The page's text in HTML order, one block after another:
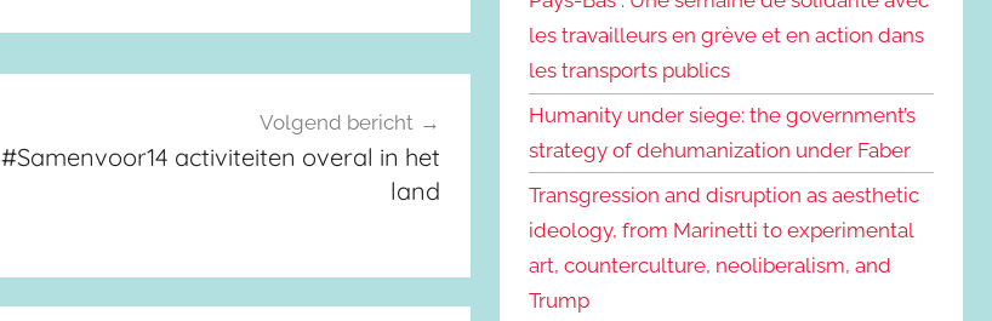
Volgend bericht
#Samenvoor14 activiteiten overal in het
land
les travailleurs en grève et en action dans
les transports publics
Humanity under siege: the government’s
strategy of dehumanization under Faber
Transgression and disruption as aesthetic
ideology, from Marinetti to experimental
art, counterculture, neoliberalism, and
Trump